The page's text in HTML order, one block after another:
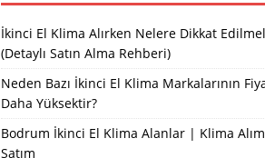
İkinci El Klima Alırken Nelere Dikkat
(Detaylı Satın Alma Rehberi)
Neden Bazı İkinci El Klima Markalarının
Daha Yüksektir?
Bodrum İkinci El Klima Alanlar | Klima Alım
Satım